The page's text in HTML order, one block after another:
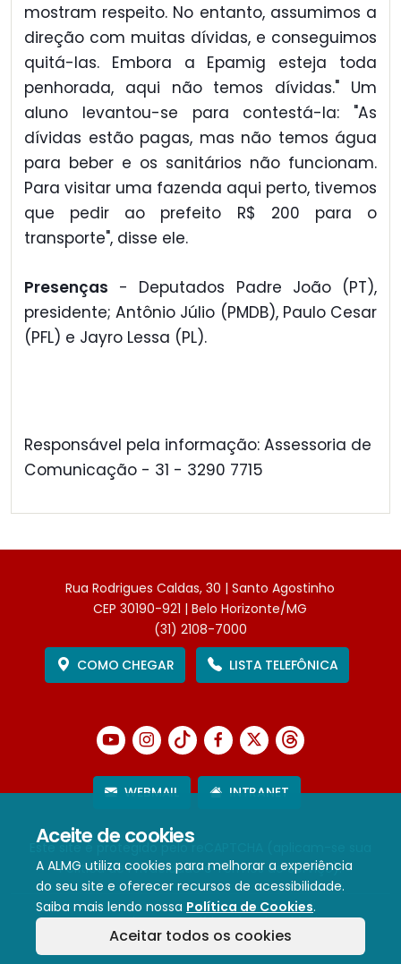
Aceite de cookies
A ALMG utiliza cookies para melhorar a experiência
do seu site e oferecer recursos de acessibilidade.
Saiba mais lendo nossa Política de Cookies.
Aceitar todos os cookies
mostram respeito. No entanto, assumimos a
direção com muitas dívidas, e conseguimos
quitá-las. Embora a Epamig esteja toda
penhorada, aqui não temos dívidas." Um
aluno levantou-se para contestá-la: "As
dívidas estão pagas, mas não temos água
para beber e os sanitários não funcionam.
Para visitar uma fazenda aqui perto, tivemos
que pedir ao prefeito R$ 200 para o
transporte", disse ele.
Presenças - Deputados Padre João (PT),
presidente; Antônio Júlio (PMDB), Paulo Cesar
(PFL) e Jayro Lessa (PL).
Responsável pela informação: Assessoria de
Comunicação - 31 - 3290 7715
Rua Rodrigues Caldas, 30 | Santo Agostinho
CEP 30190-921 | Belo Horizonte/MG
(31) 2108-7000
COMO CHEGAR
LISTA TELEFÔNICA
WEBMAIL INTRANET
Este site é protegido pelo reCAPTCHA (aplicam-se sua
Política de PrivacidadeeTermos de Serviço).
Termos de Uso e Política de Privacidade
Política de cookies